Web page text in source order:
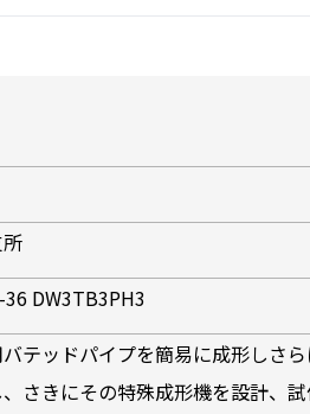
DW3TB3PH3
テッドパイプを簡易に成形しさ
さきにその特殊成形機を設計、